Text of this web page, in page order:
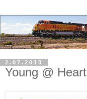
2.07.2010
Young @ Heart